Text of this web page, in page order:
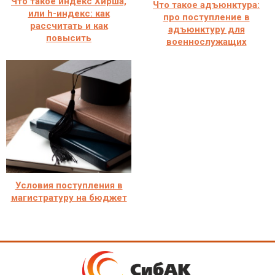
или h-индекс: как
рассчитать и как
повысить
Что такое адъюнктура:
про поступление в
адъюнктуру для
военнослужащих
Условия поступления в
магистратуру на бюджет